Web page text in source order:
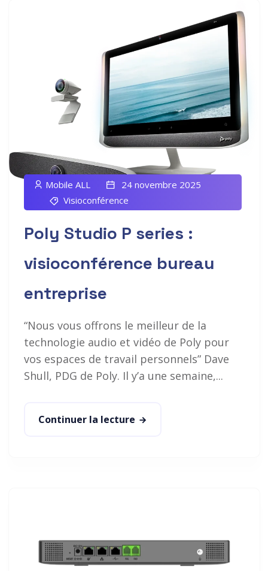
Mobile ALL
24 novembre 2025
Visioconférence
Poly Studio P series :
visioconférence bureau
entreprise
“Nous vous offrons le meilleur de la
technologie audio et vidéo de Poly pour
vos espaces de travail personnels” Dave
Shull, PDG de Poly. Il y’a une semaine,...
Continuer la lecture